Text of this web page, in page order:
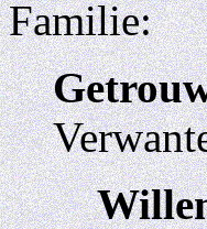
Familie: